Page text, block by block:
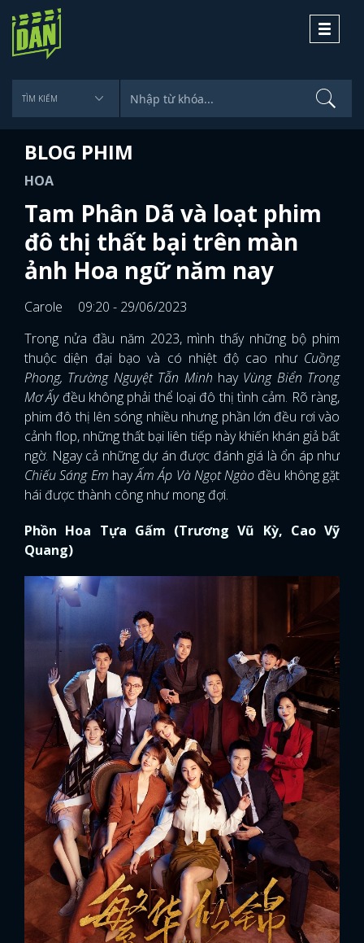
Toggle
BLOG PHIM
HOA
Tam Phân Dã và loạt phim
đô thị thất bại trên màn
ảnh Hoa ngữ năm nay
Carole
09:20 - 29/06/2023
Trong nửa đầu năm 2023, mình thấy những bộ phim
thuộc diện đại bạo và có nhiệt độ cao như Cuồng
Phong, Trường Nguyệt Tẫn Minh hay Vùng Biển Trong
Mơ Ấyđều không phải thể loại đô thị tình cảm. Rõ ràng,
phim đô thị lên sóng nhiều nhưng phần lớn đều rơi vào
cảnh flop, những thất bại liên tiếp này khiến khán giả bất
ngờ. Ngay cả những dự án được đánh giá là ổn áp như
Chiếu Sáng Em hayẤm Áp Và Ngọt Ngào đều không gặt
hái được thành công như mong đợi.
Phồn Hoa Tựa Gấm (Trương Vũ Kỳ, Cao Vỹ
Quang)